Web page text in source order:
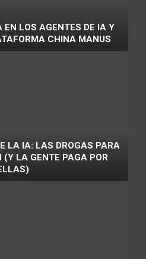
EN LOS AGENTES DE IA Y
CHINA MANUS
LA IA: LAS DROGAS PARA
(Y LA GENTE PAGA POR